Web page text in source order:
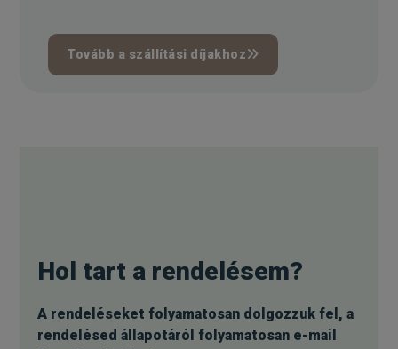
Tovább a szállítási díjakhoz
Hol tart a rendelésem?
A rendeléseket folyamatosan dolgozzuk fel, a
rendelésed állapotáról folyamatosan e-mail